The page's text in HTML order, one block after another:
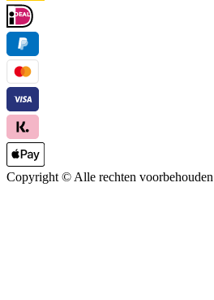
Copyright © Alle rechten voorbehouden